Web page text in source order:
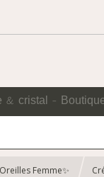
& cristal -
Femme✨